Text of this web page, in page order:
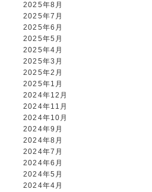
2025年8月
2025年7月
2025年6月
2025年5月
2025年4月
2025年3月
2025年2月
2025年1月
2024年12月
2024年11月
2024年10月
2024年9月
2024年8月
2024年7月
2024年6月
2024年5月
2024年4月